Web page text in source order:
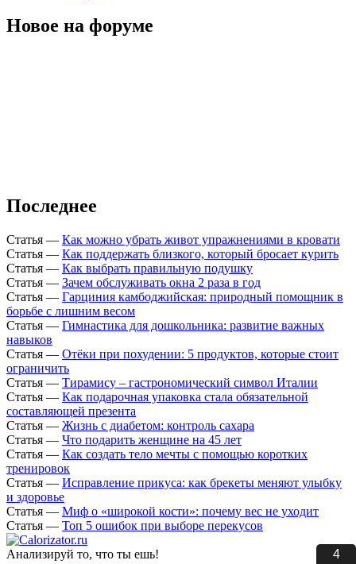
3
Новое на форуме
Последнее
Статья — Как можно убрать живот упражнениями в кровати
Статья — Как поддержать близкого, который бросает курить
Статья — Как выбрать правильную подушку
Статья — Зачем обслуживать окна 2 раза в год
Статья — Гарциния камбоджийская: природный помощник в
борьбе с лишним весом
Статья — Гимнастика для дошкольника: развитие важных
навыков
Статья — Отёки при похудении: 5 продуктов, которые стоит
ограничить
Статья — Тирамису – гастрономический символ Италии
Статья — Как подарочная упаковка стала обязательной
составляющей презента
Статья — Жизнь с диабетом: контроль сахара
Статья — Что подарить женщине на 45 лет
Статья — Как создать тело мечты с помощью коротких
тренировок
Статья — Исправление прикуса: как брекеты меняют улыбку
и здоровье
Статья — Миф о «широкой кости»: почему вес не уходит
Статья — Топ 5 ошибок при выборе перекусов
Анализируй то, что ты ешь!